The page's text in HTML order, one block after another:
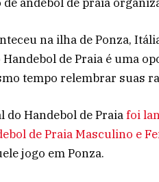
na ilha de Ponza,
de Praia é uma
tempo relembrar suas
do Handebol de Praiafoi
de Praia Masculino e
jogo em Ponza.